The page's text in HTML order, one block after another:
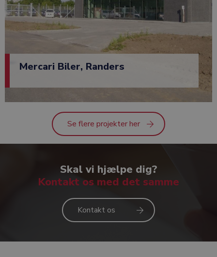
Mercari Biler, Randers
Se flere projekter her
Skal vi hjælpe dig?
Kontakt os med det samme
Kontakt os